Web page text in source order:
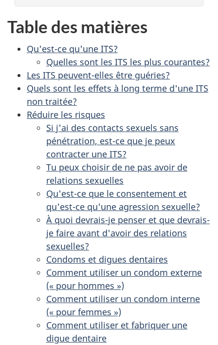
Table des matières
Qu'est-ce qu'une ITS?
Quelles sont les ITS les plus courantes?
Les ITS peuvent-elles être guéries?
Quels sont les effets à long terme d'une ITS
non traitée?
Réduire les risques
Si j'ai des contacts sexuels sans
pénétration, est-ce que je peux
contracter une ITS?
Tu peux choisir de ne pas avoir de
relations sexuelles
Qu'est-ce que le consentement et
qu'est-ce qu'une agression sexuelle?
À quoi devrais-je penser et que devrais-
je faire avant d'avoir des relations
sexuelles?
Condoms et digues dentaires
Comment utiliser un condom externe
(« pour hommes »)
Comment utiliser un condom interne
(« pour femmes »)
Comment utiliser et fabriquer une
digue dentaire